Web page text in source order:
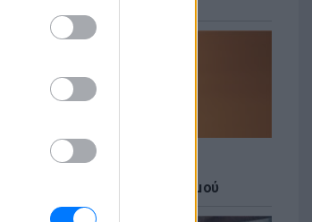
ΕΙΔΗΣΕΙΣ
υψηλότερο επίπεδο συναγερμού